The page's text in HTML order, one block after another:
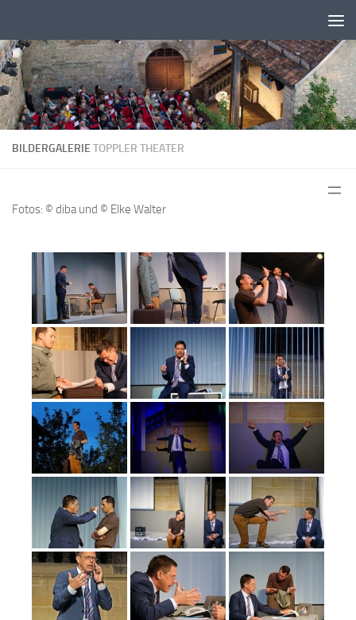
BILDERGALERIETOPPLER THEATER
Fotos: © diba und © Elke Walter